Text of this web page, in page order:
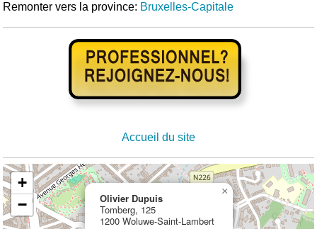
Remonter vers la province: Bruxelles-Capitale
Accueil du site
Olivier Dupuis
Tomberg, 125
1200 Woluwe-Saint-Lambert
×
+
−